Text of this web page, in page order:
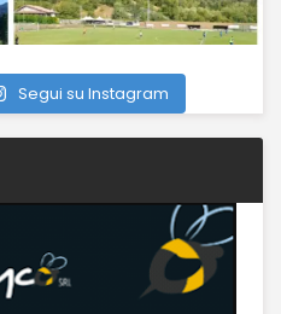
Segui su Instagram